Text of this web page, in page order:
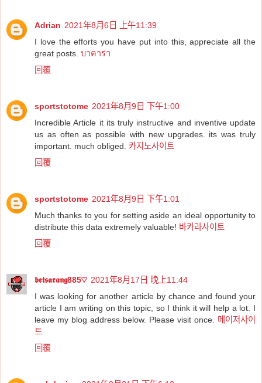
Adrian 2021年8月6日 上午11:39
I love the efforts you have put into this, appreciate all the
great posts. บาคาร่า
回覆
sportstotome 2021年8月9日 下午1:00
Incredible Article it its truly instructive and inventive update
us as often as possible with new upgrades. its was truly
important. much obliged. 카지노사이트
回覆
sportstotome 2021年8月9日 下午1:01
Much thanks to you for setting aside an ideal opportunity to
distribute this data extremely valuable! 바카라사이트
回覆
𝖇𝖊𝖙𝖘𝖆𝖗𝖆𝖓𝖌885♡ 2021年8月17日 晚上11:44
I was looking for another article by chance and found your
article I am writing on this topic, so I think it will help a lot. I
leave my blog address below. Please visit once. 메이저사이
트
回覆